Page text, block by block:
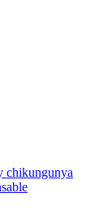
chikungunya